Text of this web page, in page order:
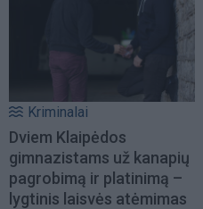
Kriminalai
Dviem Klaipėdos
gimnazistams už kanapių
pagrobimą ir platinimą –
lygtinis laisvės atėmimas